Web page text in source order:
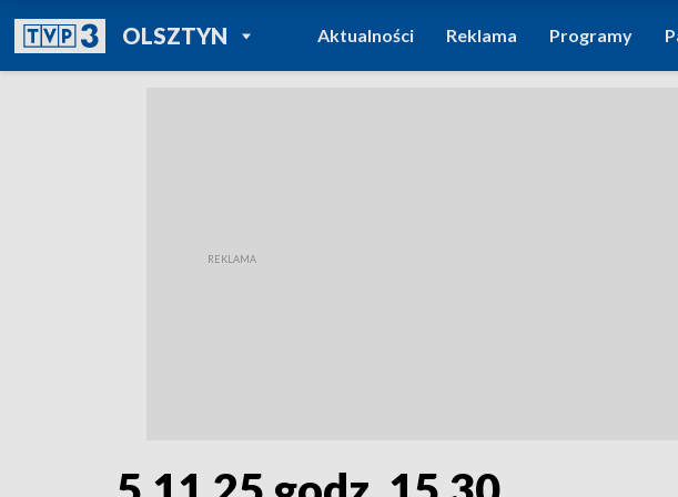
OLSZTYNPOWRÓT DO
TVP REGIONY
Aktualności Reklama Programy